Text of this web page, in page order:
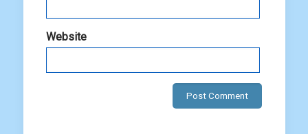
Website